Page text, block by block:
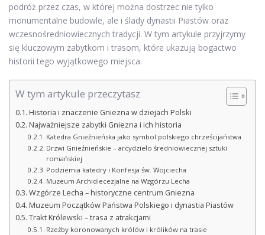
podróż przez czas, w której można dostrzec nie tylko
monumentalne budowle, ale i ślady dynastii Piastów oraz
wczesnośredniowiecznych tradycji. W tym artykule przyjrzymy
się kluczowym zabytkom i trasom, które ukazują bogactwo
historii tego wyjątkowego miejsca.
W tym artykule przeczytasz
Historia i znaczenie Gniezna w dziejach Polski
Najważniejsze zabytki Gniezna i ich historia
Katedra Gnieźnieńska jako symbol polskiego chrześcijaństwa
Drzwi Gnieźnieńskie – arcydzieło średniowiecznej sztuki
romańskiej
Podziemia katedry i Konfesja św. Wojciecha
Muzeum Archidiecezjalne na Wzgórzu Lecha
Wzgórze Lecha – historyczne centrum Gniezna
Muzeum Początków Państwa Polskiego i dynastia Piastów
Trakt Królewski – trasa z atrakcjami
Rzeźby koronowanych królów i królików na trasie